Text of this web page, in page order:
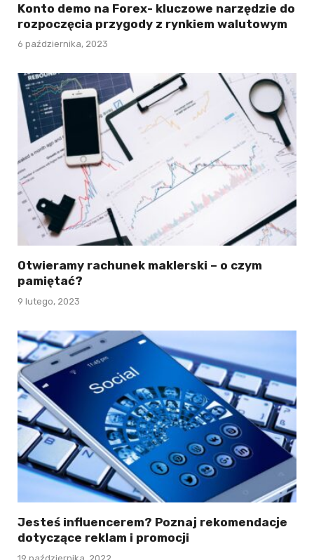
Konto demo na Forex- kluczowe narzędzie do
rozpoczęcia przygody z rynkiem walutowym
6 października, 2023
Otwieramy rachunek maklerski – o czym
pamiętać?
9 lutego, 2023
Jesteś influencerem? Poznaj rekomendacje
dotyczące reklam i promocji